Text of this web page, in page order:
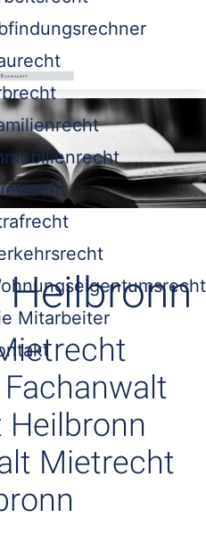
Mitarbeiter
Fachanwalt
Mietrecht